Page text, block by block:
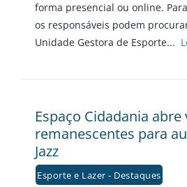
forma presencial ou online.
os responsáveis podem
Unidade Gestora de Esporte...
Espaço Cidadania abre
remanescentes para
Jazz
Esporte e Lazer - Destaques